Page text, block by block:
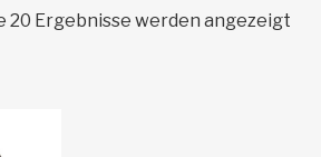
20 Ergebnisse werden angezeigt